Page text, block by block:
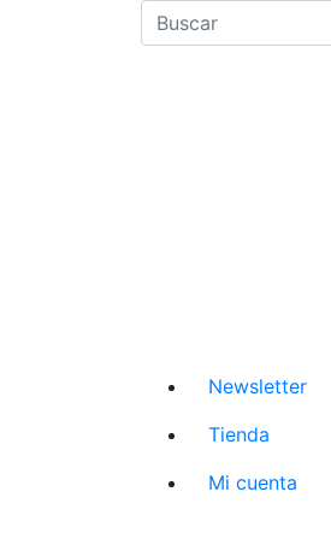
Newsletter
Tienda
Mi cuenta